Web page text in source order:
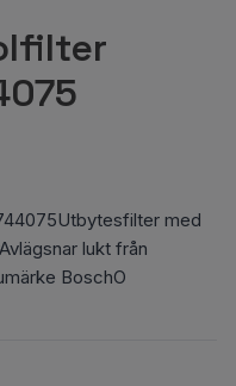
med
lukt från
BoschO